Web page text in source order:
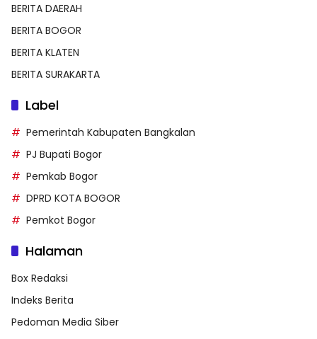
BERITA DAERAH
BERITA BOGOR
BERITA KLATEN
BERITA SURAKARTA
Label
Pemerintah Kabupaten Bangkalan
PJ Bupati Bogor
Pemkab Bogor
DPRD KOTA BOGOR
Pemkot Bogor
Halaman
Box Redaksi
Indeks Berita
Pedoman Media Siber